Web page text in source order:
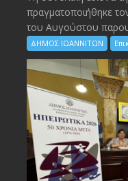
πραγματοποιήθηκε
του Αυγούστου
ΔΗΜΟΣ ΙΩΑΝΝΙΤΩΝ